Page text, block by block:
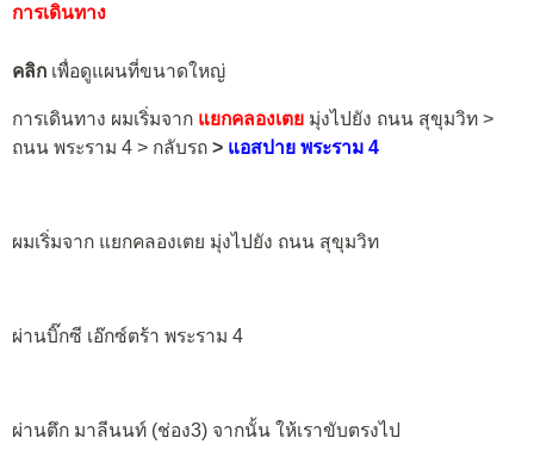
การเดินทาง
คลิก เพื่อดูแผนที่ขนาดใหญ่
การเดินทาง ผมเริ่มจาก แยกคลองเตย มุ่งไปยัง ถนน สุขุมวิท >
ถนน พระราม 4 > กลับรถ > แอสปาย พระราม 4
ผมเริ่มจาก แยกคลองเตย มุ่งไปยัง ถนน สุขุมวิท
ผ่านบิ๊กซี เอ๊กซ์ตร้า พระราม 4
ผ่านตึก มาลีนนท์ (ช่อง3) จากนั้น ให้เราขับตรงไป